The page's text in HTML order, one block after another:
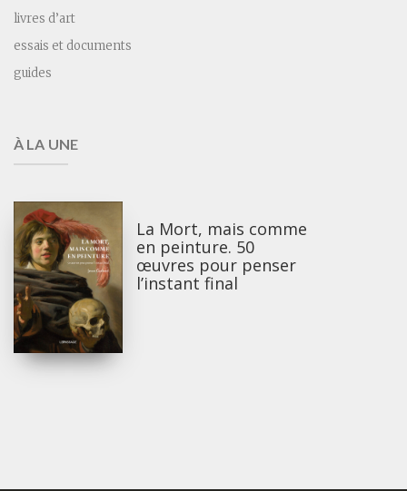
livres d’art
essais et documents
guides
À LA UNE
La Mort, mais comme
en peinture. 50
œuvres pour penser
l’instant final